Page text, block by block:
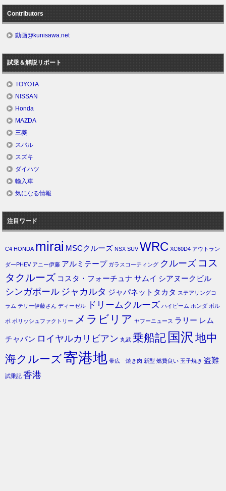
Contributors
動画@kunisawa.net
試乗＆解説リポート
TOYOTA
NISSAN
Honda
MAZDA
三菱
スバル
スズキ
ダイハツ
輸入車
気になる情報
注目ワード
C4 HONDA mirai MSCクルーズ NSX SUV WRC XC60D4 アウトラン
ダーPHEV アニー伊藤 アルミテープ ガラスコーティング クルーズ コス
タクルーズ コスタ・フォーチュナ サムイ シアヌークビル
シンガポール ジャカルタ ジャパネットタカタ ステアリングコ
ラム テリー伊藤さん ディーゼル ドリームクルーズ ハイビーム ホンダ ボル
ボ ポリッシュファクトリー メラビリア ヤフーニュース ラリー レム
チャバン ロイヤルカリビアン 丸武 乗船記 国沢 地中
海クルーズ寄港地 帯広 焼き肉 新型 燃費良い 玉子焼き 盗難
試乗記 香港